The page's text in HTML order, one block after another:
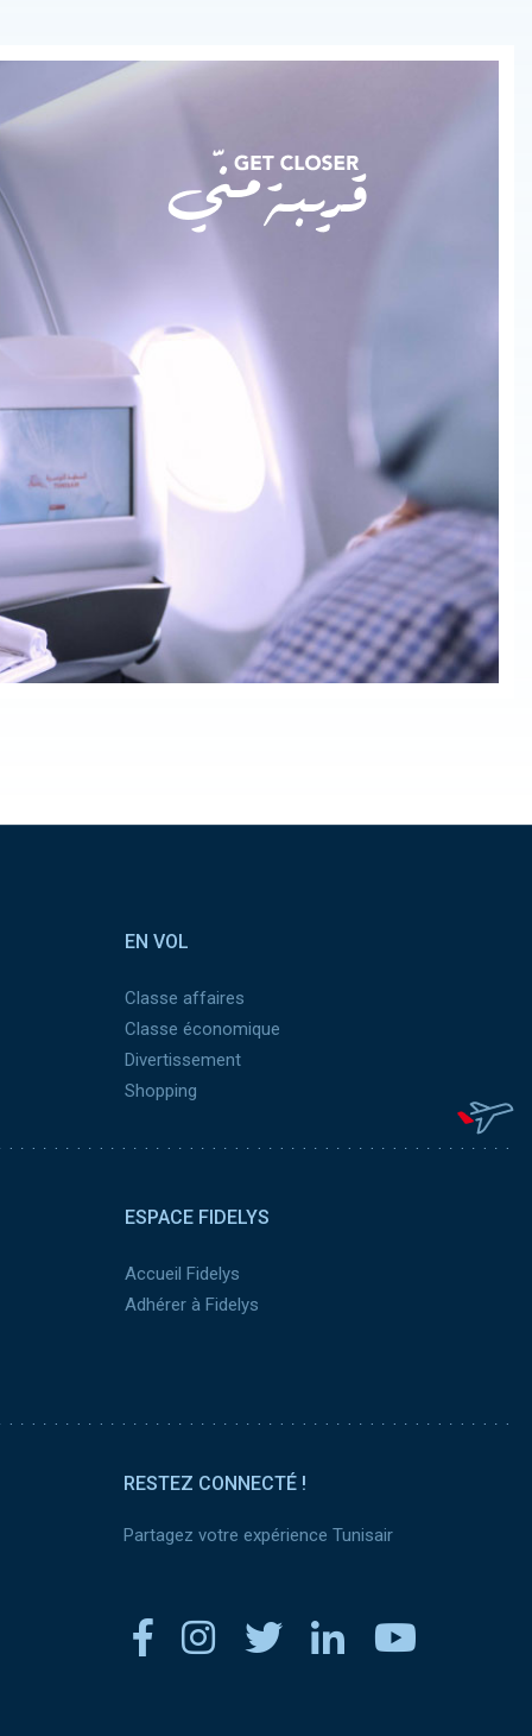
EN VOL
Classe affaires
Classe économique
Divertissement
Shopping
ESPACE FIDELYS
Accueil Fidelys
Adhérer à Fidelys
RESTEZ CONNECTÉ !
Partagez votre expérience Tunisair